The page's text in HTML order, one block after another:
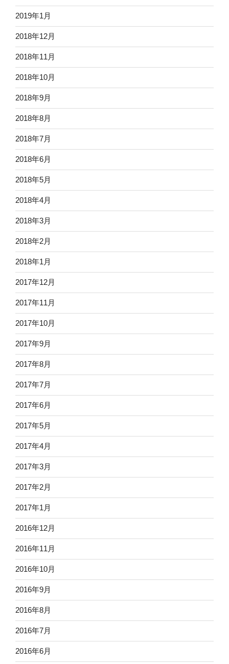
2019年1月
2018年12月
2018年11月
2018年10月
2018年9月
2018年8月
2018年7月
2018年6月
2018年5月
2018年4月
2018年3月
2018年2月
2018年1月
2017年12月
2017年11月
2017年10月
2017年9月
2017年8月
2017年7月
2017年6月
2017年5月
2017年4月
2017年3月
2017年2月
2017年1月
2016年12月
2016年11月
2016年10月
2016年9月
2016年8月
2016年7月
2016年6月